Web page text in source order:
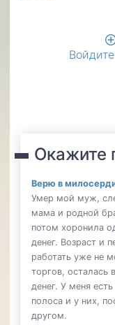
Войдите
Окажите
Верю в
Умер мой муж,
мама и родной
потом хоронила
денег. Возраст и
работать уже не
торгов, осталась
денег. У меня
полоса и у них,
другом.